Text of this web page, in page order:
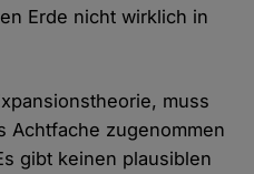
Erde nicht wirklich in
muss
Achtfache zugenommen
gibt keinen plausiblen